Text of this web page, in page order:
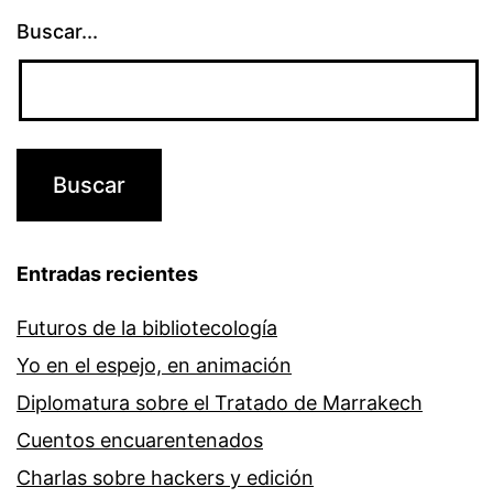
Buscar...
Entradas recientes
Futuros de la bibliotecología
Yo en el espejo, en animación
Diplomatura sobre el Tratado de Marrakech
Cuentos encuarentenados
Charlas sobre hackers y edición